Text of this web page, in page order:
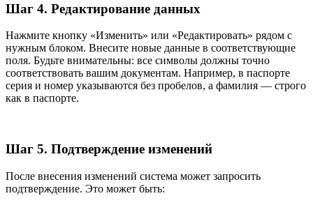
Шаг 4. Редактирование данных
Нажмите кнопку «Изменить» или «Редактировать» рядом с
нужным блоком. Внесите новые данные в соответствующие
поля. Будьте внимательны: все символы должны точно
соответствовать вашим документам. Например, в паспорте
серия и номер указываются без пробелов, а фамилия — строго
как в паспорте.
Шаг 5. Подтверждение изменений
После внесения изменений система может запросить
подтверждение. Это может быть: